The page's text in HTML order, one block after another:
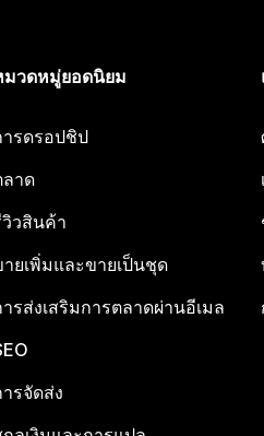
มวดหมู่ยอดนิยม
ารดรอปชิป
ลาด
วสินค้า
ยเพิ่มและขายเป็นชุด
รส่งเสริมการตลาดผ่านอีเมล
รจัดส่ง